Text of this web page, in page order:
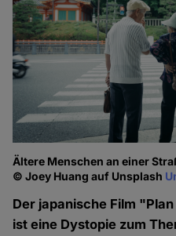
Ältere Menschen an einer
© Joey Huang auf Unsplash
Der japanische Film
ist eine Dystopie zum